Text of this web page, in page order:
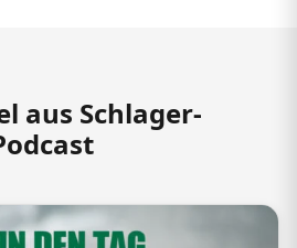
aus Schlager-